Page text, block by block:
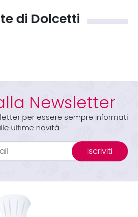
di Dolcetti
Newsletter
per essere sempre informati
ultime novità
Iscriviti